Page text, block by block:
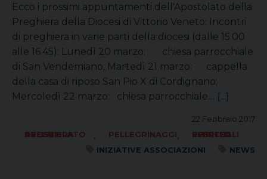
Ecco i prossimi appuntamenti dell'Apostolato della
Preghiera della Diocesi di Vittorio Veneto: Incontri
di preghiera in varie parti della diocesi (dalle 15.00
alle 16.45): Lunedì 20 marzo: chiesa parrocchiale
di San Vendemiano; Martedì 21 marzo: cappella
della casa di riposo San Pio X di Cordignano;
Mercoledì 22 marzo: chiesa parrocchiale… [...]
22 Febbraio 2017
APOSTOLATO DELLA PREGHIERA
, PELLEGRINAGGI,
RITIRI ED ESERCIZI SPIRITUALI
INIZIATIVE ASSOCIAZIONI
NEWS